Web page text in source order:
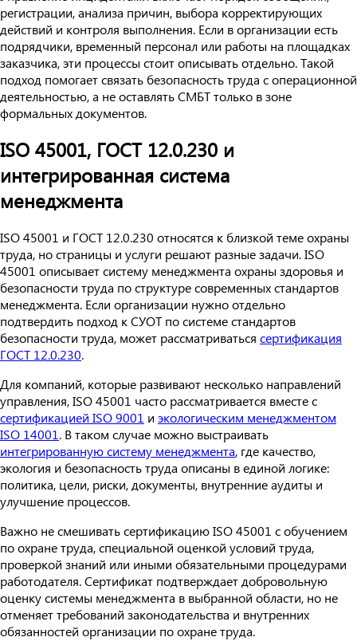
регистрации, анализа причин, выбора корректирующих
действий и контроля выполнения. Если в организации есть
подрядчики, временный персонал или работы на площадках
заказчика, эти процессы стоит описывать отдельно. Такой
подход помогает связать безопасность труда с операционной
деятельностью, а не оставлять СМБТ только в зоне
формальных документов.
ISO 45001, ГОСТ 12.0.230 и
интегрированная система
менеджмента
ISO 45001 и ГОСТ 12.0.230 относятся к близкой теме охраны
труда, но страницы и услуги решают разные задачи. ISO
45001 описывает систему менеджмента охраны здоровья и
безопасности труда по структуре современных стандартов
менеджмента. Если организации нужно отдельно
подтвердить подход к СУОТ по системе стандартов
безопасности труда, может рассматриваться сертификация
ГОСТ 12.0.230.
Для компаний, которые развивают несколько направлений
управления, ISO 45001 часто рассматривается вместе с
сертификацией ISO 9001 и экологическим менеджментом
ISO 14001. В таком случае можно выстраивать
интегрированную систему менеджмента, где качество,
экология и безопасность труда описаны в единой логике:
политика, цели, риски, документы, внутренние аудиты и
улучшение процессов.
Важно не смешивать сертификацию ISO 45001 с обучением
по охране труда, специальной оценкой условий труда,
проверкой знаний или иными обязательными процедурами
работодателя. Сертификат подтверждает добровольную
оценку системы менеджмента в выбранной области, но не
отменяет требований законодательства и внутренних
обязанностей организации по охране труда.